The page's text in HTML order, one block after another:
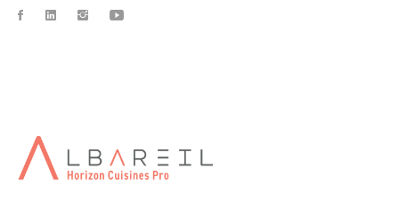
CUISINISTE PRO CAHORS
Cuisiniste pour pro Amenagement de cuisines pro Ã souillac,